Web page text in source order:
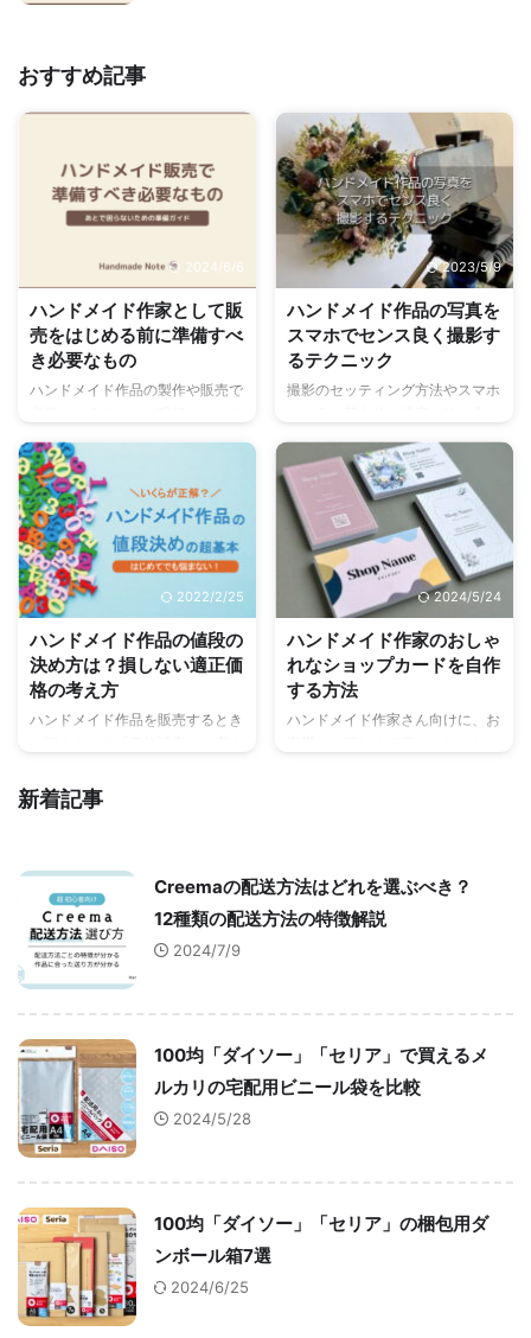
おすすめ記事
2024/6/6
ハンドメイド作家として販
売をはじめる前に準備すべ
き必要なもの
ハンドメイド作品の製作や販売で
メイド作家がお教えします。必要
なものは、「はじめに用意すべき
もの」「あると便利なもの」に加
え、販路ごとにご紹介していま
す。これからハンドメイド販売を
はじめる方はぜひチェックしてく
ださい。
2023/5/9
ハンドメイド作品の写真を
スマホでセンス良く撮影す
るテクニック
撮影のセッティング方法やスマホ
具体的な撮影方法や撮影テクニッ
ク、補正のコツなど、スマホでク
オリティの高い写真を撮るための
ポイントをまとめています。ハン
ドメイド作品の写真撮影に苦手意
識を持っている方はぜひチェッ
ク！
2022/2/25
ハンドメイド作品の値段の
決め方は？損しない適正価
格の考え方
ハンドメイド作品を販売するとき
経営が苦しくなります。では、い
くらに設定するべきか？売る側も
2024/5/24
ハンドメイド作家のおしゃ
れなショップカードを自作
する方法
ハンドメイド作家さん向けに、お
すく説明しています。
新着記事
Creemaの配送方法はどれを選ぶべき？
12種類の配送方法の特徴解説
2024/7/9
100均「ダイソー」「セリア」で買えるメ
ルカリの宅配用ビニール袋を比較
2024/5/28
100均「ダイソー」「セリア」の梱包用ダ
ンボール箱7選
2024/6/25